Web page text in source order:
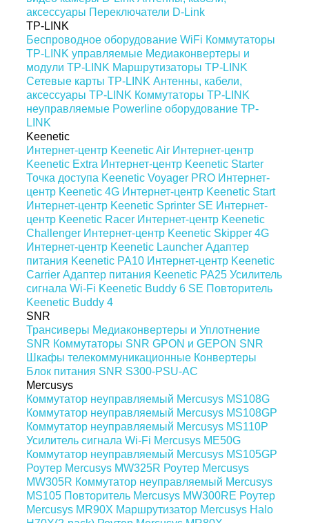
аксессуары Переключатели D-Link
TP-LINK
Беспроводное оборудование WiFi Коммутаторы
TP-LINK управляемые Медиаконвертеры и
модули TP-LINK Маршрутизаторы TP-LINK
Сетевые карты TP-LINK Антенны, кабели,
аксессуары TP-LINK Коммутаторы TP-LINK
неуправляемые Powerline оборудование TP-
LINK
Keenetic
Интернет-центр Keenetic Air Интернет-центр
Keenetic Extra Интернет-центр Keenetic Starter
Точка доступа Keenetic Voyager PRO Интернет-
центр Keenetic 4G Интернет-центр Keenetic Start
Интернет-центр Keenetic Sprinter SE Интернет-
центр Keenetic Racer Интернет-центр Keenetic
Challenger Интернет-центр Keenetic Skipper 4G
Интернет-центр Keenetic Launcher Адаптер
питания Keenetic PA10 Интернет-центр Keenetic
Carrier Адаптер питания Keenetic PA25 Усилитель
сигнала Wi-Fi Keenetic Buddy 6 SE Повторитель
Keenetic Buddy 4
SNR
Трансиверы Медиаконвертеры и Уплотнение
SNR Коммутаторы SNR GPON и GEPON SNR
Шкафы телекоммуникационные Конвертеры
Блок питания SNR S300-PSU-AC
Mercusys
Коммутатор неуправляемый Mercusys MS108G
Коммутатор неуправляемый Mercusys MS108GP
Коммутатор неуправляемый Mercusys MS110P
Усилитель сигнала Wi-Fi Mercusys ME50G
Коммутатор неуправляемый Mercusys MS105GP
Роутер Mercusys MW325R Роутер Mercusys
MW305R Коммутатор неуправляемый Mercusys
MS105 Повторитель Mercusys MW300RE Роутер
Mercusys MR90X Маршрутизатор Mercusys Halo